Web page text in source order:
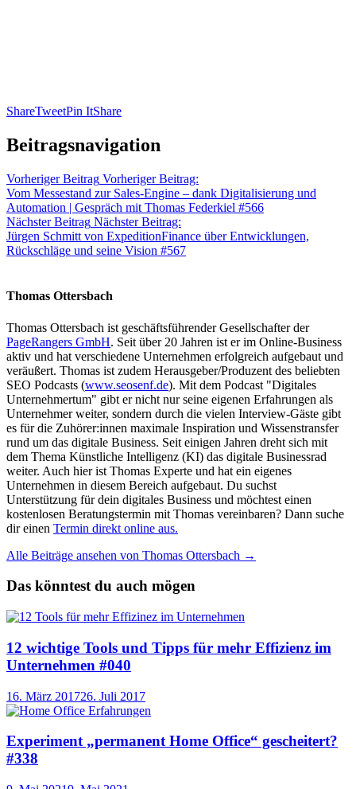
ShareTweetPin ItShare
Beitragsnavigation
Vorheriger Beitrag Vorheriger Beitrag:
Vom Messestand zur Sales-Engine – dank Digitalisierung und
Automation | Gespräch mit Thomas Federkiel #566
Nächster Beitrag Nächster Beitrag:
Jürgen Schmitt von ExpeditionFinance über Entwicklungen,
Rückschläge und seine Vision #567
Thomas Ottersbach
Thomas Ottersbach ist geschäftsführender Gesellschafter der
PageRangers GmbH. Seit über 20 Jahren ist er im Online-Business
aktiv und hat verschiedene Unternehmen erfolgreich aufgebaut und
veräußert. Thomas ist zudem Herausgeber/Produzent des beliebten
SEO Podcasts (www.seosenf.de). Mit dem Podcast "Digitales
Unternehmertum" gibt er nicht nur seine eigenen Erfahrungen als
Unternehmer weiter, sondern durch die vielen Interview-Gäste gibt
es für die Zuhörer:innen maximale Inspiration und Wissenstransfer
rund um das digitale Business. Seit einigen Jahren dreht sich mit
dem Thema Künstliche Intelligenz (KI) das digitale Businessrad
weiter. Auch hier ist Thomas Experte und hat ein eigenes
Unternehmen in diesem Bereich aufgebaut. Du suchst
Unterstützung für dein digitales Business und möchtest einen
kostenlosen Beratungstermin mit Thomas vereinbaren? Dann suche
dir einen Termin direkt online aus.
Alle Beiträge ansehen von Thomas Ottersbach →
Das könntest du auch mögen
12 wichtige Tools und Tipps für mehr Effizienz im
Unternehmen #040
16. März 201726. Juli 2017
Experiment „permanent Home Office“ gescheitert?
#338